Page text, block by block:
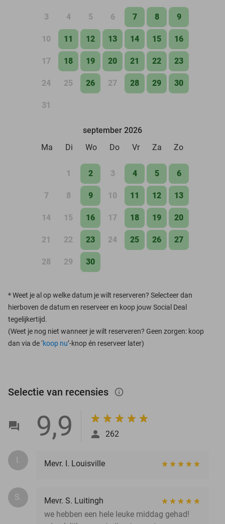
3 4 5 6 7 8 9
10 11 12 13 14 15 16
17 18 19 20 21 22 23
24 25 26 27 28 29 30
31
september 2026
Ma
Di Wo Do Vr Za Zo
1 2 3 4 5 6
7 8 9 10 11 12 13
14 15 16 17 18 19 20
21 22 23 24 25 26 27
28 29 30
*Weet je al op welke datum je wilt reserveren? Selecteer dan
hierboven de datum en reserveer en koop jouw Social Deal
tegelijkertijd.
(Weet je nog niet wanneer je wilt reserveren? Geen zorgen: koop
dan via de ‘koop nu’-knop én reserveer later)
Selectie van recensies info_outlined
9,9 262
I. Mevr. I. Louisville
S.
Mevr. S. Luitingh
we hebben een hele leuke middag gehad!